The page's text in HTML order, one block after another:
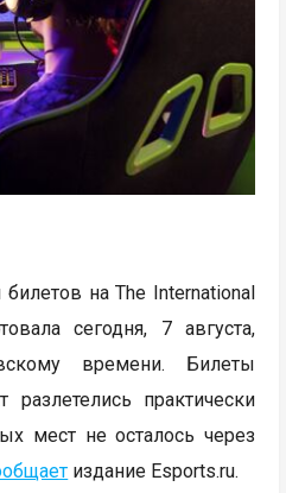
на The International
сегодня, 7 августа,
времени. Билеты
практически
мест не осталось через
издание Esports.ru.